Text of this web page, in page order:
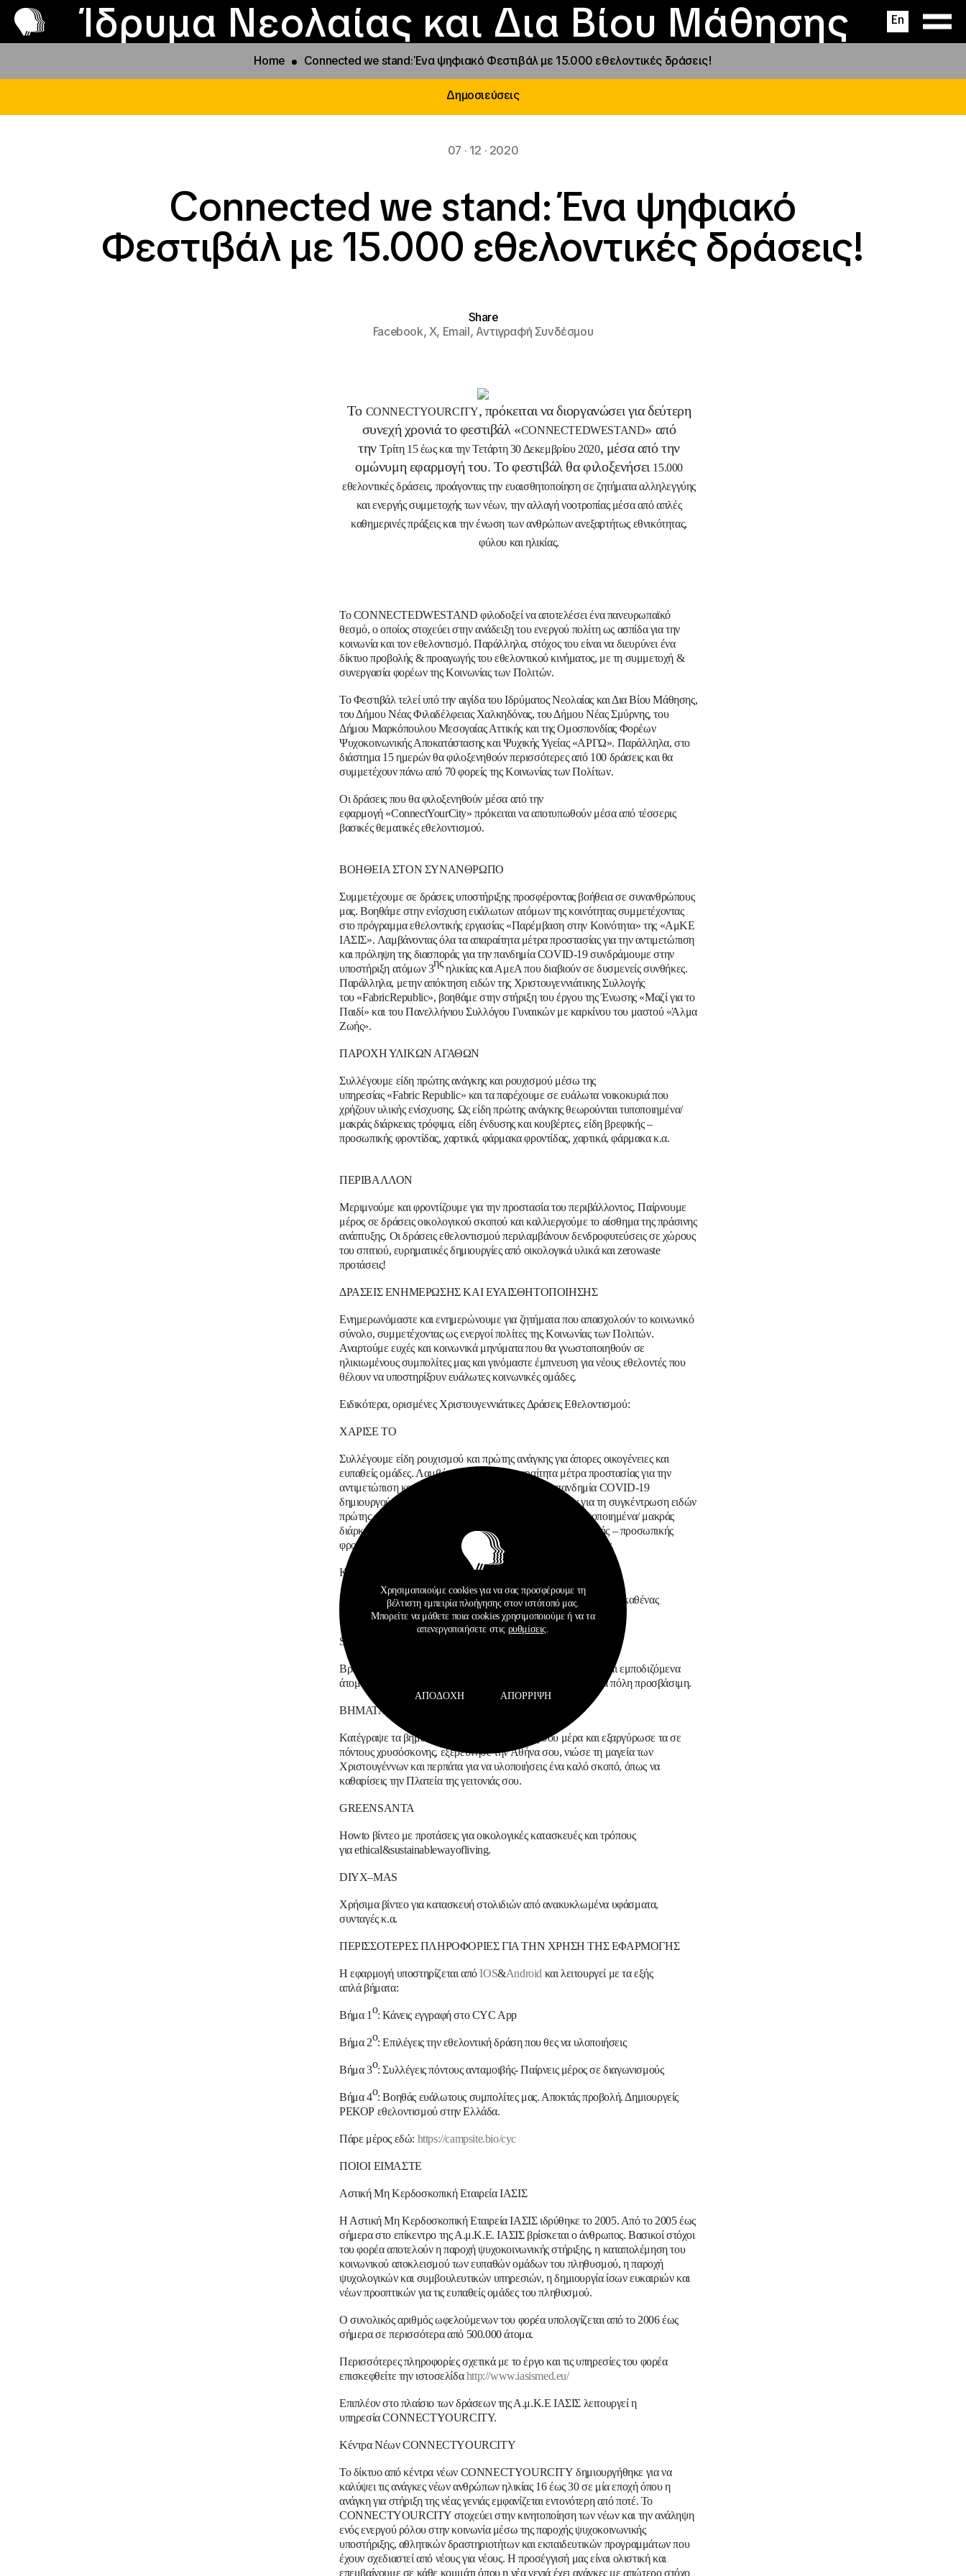
Ίδρυμα Νεολαίας και Δια Βίου Μάθησης En
Το ΙΝΕΔΙΒΙΜ
Προγράμματα και δράσεις
Φοιτητικές Εστίες
Παραχώρηση αιγίδας
Νέα
Επικοινωνία
Home Connected we stand: Ένα ψηφιακό Φεστιβάλ με 15.000 εθελοντικές δράσεις!
Δημοσιεύσεις
07 · 12 · 2020
Connected we stand: Ένα ψηφιακό
Φεστιβάλ με 15.000 εθελοντικές δράσεις!
Share
Facebook,X, Email,Αντιγραφή Συνδέσμου
Τo CONNECTYOURCITY, πρόκειται να διοργανώσει για δεύτερη
συνεχή χρονιά το φεστιβάλ «CONNECTEDWESTAND» από
τηνΤρίτη 15 έως και την Τετάρτη 30 Δεκεμβρίου 2020, μέσα από την
ομώνυμη εφαρμογή του. Το φεστιβάλ θα φιλοξενήσει 15.000
εθελοντικές δράσεις, προάγοντας την ευαισθητοποίηση σε ζητήματα αλληλεγγύης
και ενεργής συμμετοχής των νέων, την αλλαγή νοοτροπίας μέσα από απλές
καθημερινές πράξεις και την ένωση των ανθρώπων ανεξαρτήτως εθνικότητας,
φύλου και ηλικίας.
ΤοCONNECTEDWESTAND φιλοδοξεί να αποτελέσει ένα πανευρωπαϊκό
θεσμό, ο οποίος στοχεύει στην ανάδειξη του ενεργού πολίτη ως ασπίδα για την
κοινωνία και τον εθελοντισμό. Παράλληλα, στόχος του είναι να διευρύνει ένα
δίκτυο προβολής & προαγωγής του εθελοντικού κινήματος, με τη συμμετοχή &
συνεργασία φορέων της Κοινωνίας των Πολιτών.
Το Φεστιβάλ τελεί υπό την αιγίδα του Ιδρύματος Νεολαίας και Δια Βίου Μάθησης,
του Δήμου Νέας Φιλαδέλφειας Χαλκηδόνας, του Δήμου Νέας Σμύρνης, του
Δήμου Μαρκόπουλου Μεσογαίας Αττικής και της Ομοσπονδίας Φορέων
Ψυχοκοινωνικής Αποκατάστασης και Ψυχικής Υγείας «ΑΡΓΩ». Παράλληλα, στο
διάστημα 15 ημερών θα φιλοξενηθούν περισσότερες από 100 δράσεις και θα
συμμετέχουν πάνω από 70 φορείς της Κοινωνίας των Πολίτων.
Οι δράσεις που θα φιλοξενηθούν μέσα από την
εφαρμογή «ConnectYourCity» πρόκειται να αποτυπωθούν μέσα από τέσσερις
βασικές θεματικές εθελοντισμού.
ΒΟΗΘΕΙΑ ΣΤΟΝ ΣΥΝΑΝΘΡΩΠΟ
Συμμετέχουμε σε δράσεις υποστήριξης προσφέροντας βοήθεια σε συνανθρώπους
μας. Βοηθάμε στην ενίσχυση ευάλωτων ατόμων της κοινότητας συμμετέχοντας
στο πρόγραμμα εθελοντικής εργασίας«Παρέμβαση στην Κοινότητα» της «ΑμΚΕ
ΙΑΣΙΣ». Λαμβάνοντας όλα τα απαραίτητα μέτρα προστασίας για την αντιμετώπιση
και πρόληψη της διασποράς για την πανδημία COVID-19 συνδράμουμε στην
υποστήριξη ατόμων 3ηςηλικίας και ΑμεΑ που διαβιούν σε δυσμενείς συνθήκες.
Παράλληλα, μετην απόκτηση ειδών της Χριστουγεννιάτικης Συλλογής
του «FabricRepublic», βοηθάμε στην στήριξη του έργου τηςΈνωσης «Μαζί για το
Παιδί» και του Πανελλήνιου Συλλόγου Γυναικών με καρκίνου του μαστού «Άλμα
Ζωής».
ΠΑΡΟΧΗ ΥΛΙΚΩΝ ΑΓΑΘΩΝ
Συλλέγουμε είδη πρώτης ανάγκης και ρουχισμού μέσω της
υπηρεσίας «FabricRepublic» και τα παρέχουμε σε ευάλωτα νοικοκυριά που
χρήζουν υλικής ενίσχυσης. Ως είδη πρώτης ανάγκης θεωρούνται τυποποιημένα/
μακράς διάρκειας τρόφιμα, είδη ένδυσης και κουβέρτες, είδη βρεφικής –
προσωπικής φροντίδας, χαρτικά, φάρμακα φροντίδας, χαρτικά, φάρμακα κ.α.
ΠΕΡΙΒΑΛΛΟΝ
Μεριμνούμε και φροντίζουμε για την προστασία του περιβάλλοντος. Παίρνουμε
μέρος σε δράσεις οικολογικού σκοπού και καλλιεργούμε το αίσθημα της πράσινης
ανάπτυξης. Οι δράσεις εθελοντισμού περιλαμβάνουν δενδροφυτεύσεις σε χώρους
του σπιτιού, ευρηματικές δημιουργίες από οικολογικά υλικά και zerowaste
προτάσεις!
ΔΡΑΣΕΙΣ ΕΝΗΜΕΡΩΣΗΣ ΚΑΙ ΕΥΑΙΣΘΗΤΟΠΟΙΗΣΗΣ
Ενημερωνόμαστε και ενημερώνουμε για ζητήματα που απασχολούν το κοινωνικό
σύνολο, συμμετέχοντας ως ενεργοί πολίτες της Κοινωνίας των Πολιτών.
Αναρτούμε ευχές και κοινωνικά μηνύματα που θα γνωστοποιηθούν σε
ηλικιωμένους συμπολίτες μας και γινόμαστε έμπνευση για νέους εθελοντές που
θέλουν να υποστηρίξουν ευάλωτες κοινωνικές ομάδες.
Ειδικότερα, ορισμένες Χριστουγεννιάτικες Δράσεις Εθελοντισμού:
ΧΑΡΙΣΕ ΤΟ
Συλλέγουμε είδη ρουχισμού και πρώτης ανάγκης για άπορες οικογένειες και
ευπαθείς ομάδες. Λαμβάνοντας όλα τα απαραίτητα μέτρα προστασίας για την
αντιμετώπιση και πρόληψη της διασποράς για την πανδημία COVID-19
δημιουργούμε 7 σημεία συλλογής στο Δήμο Αθηναίων για τη συγκέντρωση ειδών
πρώτης ανάγκης. Ως είδη πρώτης ανάγκης θεωρούνται τυποποιημένα/ μακράς
διάρκειας τρόφιμα, είδη ένδυσης και κουβέρτες, είδη βρεφικής – προσωπικής
φροντίδας, χαρτικά, φάρμακα φροντίδας, χαρτικά, φάρμακα κ.α.
ΚΑΘΑΡΗ ΓΕΙΤΟΝΙΑ
Συμμετέχουμε στην ενέργεια έπειτα από ψηφιακό κάλεσμα και ο καθένας
επιδιώκει να καθαρίσει ένα σημείο στη γειτονιά του.
SEEFORME
Βρες σημεία που αποτελούν εμπόδιο για άτομα με αναπηρία και εμποδιζόμενα
άτομα, φωτογράφισε τα και βοήθησέ μας να γίνει η Αθήνα μια πόλη προσβάσιμη.
ΒΗΜΑΤΑ ΑΛΛΗΛΕΓΓΥΗΣ
Κατέγραψε τα βήματα σου σε μια καθημερινή σου μέρα και εξαργύρωσε τα σε
πόντους χρυσόσκονης, εξερεύνησε την Αθήνα σου, νιώσε τη μαγεία των
Χριστουγέννων και περπάτα για να υλοποιήσεις ένα καλό σκοπό, όπως να
καθαρίσεις την Πλατεία της γειτονιάς σου.
GREENSANTA
Howto βίντεο με προτάσεις για οικολογικές κατασκευές και τρόπους
γιαethical&sustainablewayofliving.
DIYX–MAS
Χρήσιμα βίντεο για κατασκευή στολιδιών από ανακυκλωμένα υφάσματα,
συνταγές κ.α.
ΠΕΡΙΣΣΟΤΕΡΕΣ ΠΛΗΡΟΦΟΡΙΕΣ ΓΙΑ ΤΗΝ ΧΡΗΣΗ ΤΗΣ ΕΦΑΡΜΟΓΗΣ
Η εφαρμογή υποστηρίζεται απόIOS&Android και λειτουργεί με τα εξής
απλά βήματα:
Βήμα 1ο: Κάνεις εγγραφή στο CYC App
Bήμα 2ο: Επιλέγεις την εθελοντική δράση που θες να υλοποιήσεις
Βήμα 3ο: Συλλέγεις πόντους ανταμοιβής- Παίρνεις μέρος σε διαγωνισμούς
Βήμα 4ο: Βοηθάς ευάλωτους συμπολίτες μας. Αποκτάς προβολή. Δημιουργείς
ΡΕΚΟΡ εθελοντισμού στην Ελλάδα.
Πάρε μέρος εδώ: https://campsite.bio/cyc
ΠΟΙΟΙ ΕΙΜΑΣΤΕ
Αστική Μη Κερδοσκοπική Εταιρεία ΙΑΣΙΣ
Η Αστική Μη Κερδοσκοπική Εταιρεία ΙΑΣΙΣ ιδρύθηκε το 2005. Από το 2005 έως
σήμερα στο επίκεντρο της Α.μ.Κ.Ε. ΙΑΣΙΣ βρίσκεται ο άνθρωπος. Βασικοί στόχοι
του φορέα αποτελούν η παροχή ψυχοκοινωνικής στήριξης, η καταπολέμηση του
κοινωνικού αποκλεισμού των ευπαθών ομάδων του πληθυσμού, η παροχή
ψυχολογικών και συμβουλευτικών υπηρεσιών, η δημιουργία ίσων ευκαιριών και
νέων προοπτικών για τις ευπαθείς ομάδες του πληθυσμού.
Ο συνολικός αριθμός ωφελούμενων του φορέα υπολογίζεται από το 2006 έως
σήμερα σε περισσότερα από 500.000 άτομα.
Περισσότερες πληροφορίες σχετικά με το έργο και τις υπηρεσίες του φορέα
επισκεφθείτε την ιστοσελίδαhttp://www.iasismed.eu/
Επιπλέον στο πλαίσιο των δράσεων της Α.μ.Κ.Ε ΙΑΣΙΣ λειτουργεί η
υπηρεσίαCONNECTYOURCITY.
Κέντρα ΝέωνCONNECTYOURCITY
Το δίκτυο από κέντρα νέων CONNECTYOURCITYδημιουργήθηκε για να
καλύψει τις ανάγκες νέων ανθρώπων ηλικίας 16 έως 30 σε μία εποχή όπου η
ανάγκη για στήριξη της νέας γενιάς εμφανίζεται εντονότερη από ποτέ. Το
CONNECTYOURCITY στοχεύει στην κινητοποίηση των νέων και την ανάληψη
ενός ενεργού ρόλου στην κοινωνία μέσω της παροχής ψυχοκοινωνικής
υποστήριξης, αθλητικών δραστηριοτήτων και εκπαιδευτικών προγραμμάτων που
έχουν σχεδιαστεί από νέους για νέους. Η προσέγγισή μας είναι ολιστική και
επεμβαίνουμε σε κάθε κομμάτι όπου η νέα γενιά έχει ανάγκες με απώτερο στόχο
Χρησιμοποιούμε cookies για να σας προσφέρουμε τη
βέλτιστη εμπειρία πλοήγησης στον ιστότοπό μας.
Μπορείτε να μάθετε ποια cookies χρησιμοποιούμε ή να τα
απενεργοποιήσετε στις ρυθμίσεις.
ΑΠΟΔΟΧΉ ΑΠΌΡΡΙΨΗ